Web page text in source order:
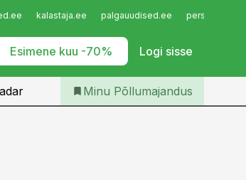
kalastaja.ee palgauudised.ee
Esimene kuu -70% Logi sisse
Iseteenindus
Telli Põllumajandus
Minu Põllumajandus